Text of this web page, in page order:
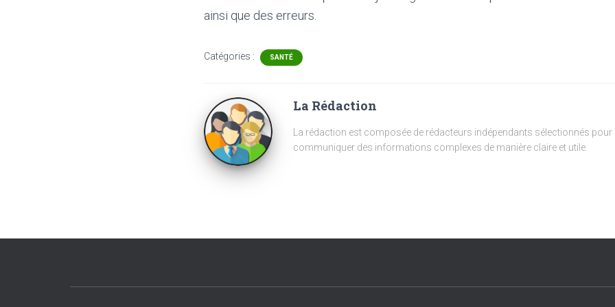
ainsi que des erreurs.
Catégories : SANTÉ
La Rédaction
La rédaction est composée de rédacteurs indépendants sélectionnés pour
communiquer des informations complexes de manière claire et utile.